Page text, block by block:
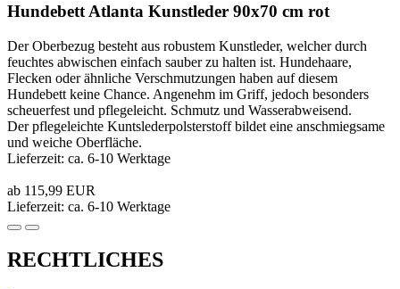
Hundebett Atlanta Kunstleder 90x70 cm rot
Der Oberbezug besteht aus robustem Kunstleder, welcher durch
feuchtes abwischen einfach sauber zu halten ist. Hundehaare,
Flecken oder ähnliche Verschmutzungen haben auf diesem
Hundebett keine Chance. Angenehm im Griff, jedoch besonders
scheuerfest und pflegeleicht. Schmutz und Wasserabweisend.
Der pflegeleichte Kuntslederpolsterstoff bildet eine anschmiegsame
und weiche Oberfläche.
Lieferzeit: ca. 6-10 Werktage
ab 115,99 EUR
Lieferzeit: ca. 6-10 Werktage
RECHTLICHES